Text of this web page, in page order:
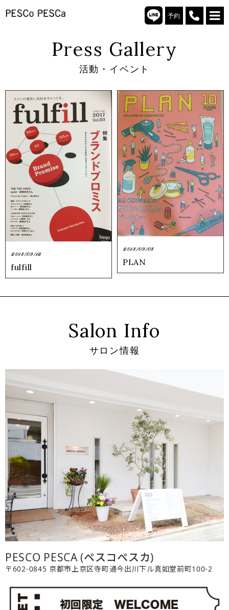
予約
Press Gallery
活動・イベント
2018/09/12
fulfill
2018/09/08
PLAN
Salon Info
サロン情報
PESCO PESCA (ペスコペスカ)
〒602-0845 京都市上京区寺町通今出川下ル真如堂前町100-2